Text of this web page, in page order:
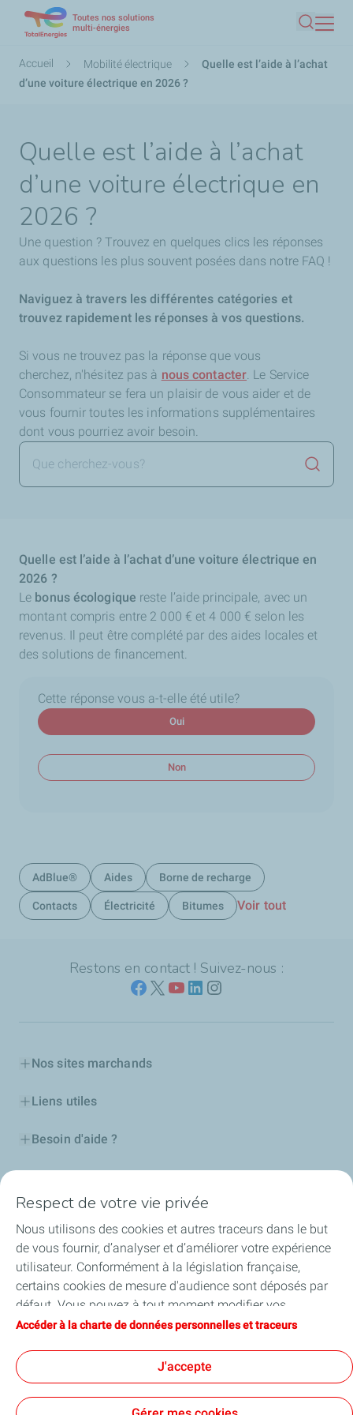
contenu
principal
Toutes nos solutions
multi-énergies
Fil
d'Ariane
Accueil Mobilité électrique
Quelle est l’aide à l’achat
d’une voiture électrique en 2026 ?
Quelle est l’aide à l’achat
d’une voiture électrique en
2026 ?
Une question ? Trouvez en quelques clics les réponses
aux questions les plus souvent posées dans notre FAQ !
Naviguez à travers les différentes catégories et
trouvez rapidement les réponses à vos questions.
Si vous ne trouvez pas la réponse que vous
cherchez, n'hésitez pas à nous contacter. Le Service
Consommateur se fera un plaisir de vous aider et de
vous fournir toutes les informations supplémentaires
dont vous pourriez avoir besoin.
Quelle est l’aide à l’achat d’une voiture électrique en
2026 ?
Le bonus écologique reste l’aide principale, avec un
montant compris entre 2 000 € et 4 000 € selon les
revenus. Il peut être complété par des aides locales et
des solutions de financement.
Cette réponse vous a-t-elle été utile?
Oui
Non
AdBlue® Aides Borne de recharge
Contacts Électricité Bitumes Voir tout
Restons en contact ! Suivez-nous :
Nos sites marchands
Liens utiles
Besoin d'aide ?
Certificats d'économies d'énergie
Nos partenaires
Collaborer avec TotalEnergies
Accessibilité
Conditions Générales d’Utilisation
Respect de votre vie privée
Nous utilisons des cookies et autres traceurs dans le but
de vous fournir, d’analyser et d’améliorer votre expérience
utilisateur. Conformément à la législation française,
certains cookies de mesure d'audience sont déposés par
défaut. Vous pouvez à tout moment modifier vos
paramètres de cookies en cliquant sur le bouton « Gérer
vous acceptez le dépôt de l’ensemble des cookies. Dans le
cas où vous cliquez sur « Je refuse », seuls les cookies
techniques nécessaires au bon fonctionnement du site
Accéder à la charte de données personnelles et traceurs
J'accepte